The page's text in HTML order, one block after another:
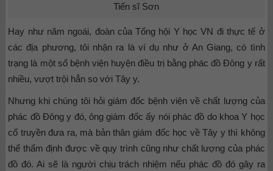
Tiến sĩ Sơn
Hay như năm ngoái, đoàn của Tổng hội Y học VN đi thực tế ở
các địa phương, tôi nhận ra là ví dụ như ở An Giang, có tình
trạng là một số bệnh viện huyện điều trị bằng phác đồ Đông y rất
nhiều, vượt trội hẳn so với Tây y.
Nhưng khi chúng tôi hỏi giám đốc bệnh viện về chất lượng của
phác đồ Đông y đó, ông giám đốc ấy nói phác đồ do khoa Y học
cổ truyền đưa ra, mà bản thân giám đốc học về Tây y thì không
thể thẩm định được về quy trình cũng như chất lượng của phác
đồ đó. Ai sẽ là người chịu trách nhiệm nếu phác đồ đó gây ra